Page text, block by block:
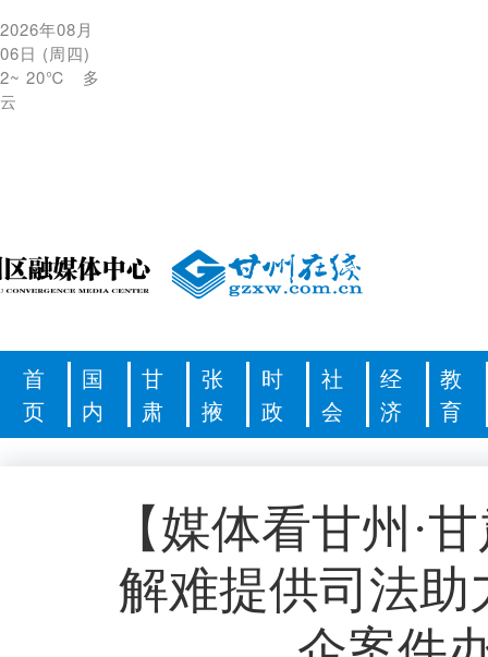
2026年08月
06日 (周四)
2~ 20℃
多
云
首
页
国
内
甘
肃
张
掖
时
政
社
会
经
济
教
育
【媒体看甘州·
解难提供司法